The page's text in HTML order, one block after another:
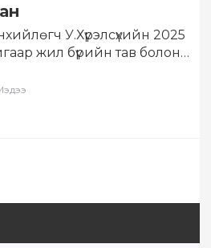
У.Хүрэлсүхийн 2025
жил бүрийн тав болон